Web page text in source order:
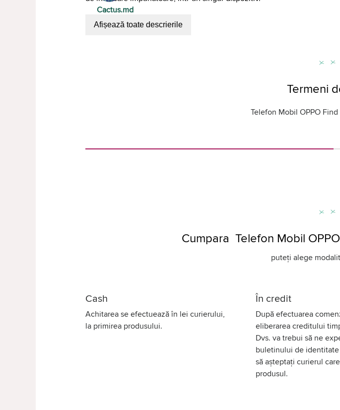
Afișează toate descrierile
Cactus.md
Termeni
Telefon Mobil OPPO
Cumpara Telefon Mobil
puteți alege
Cash
Achitarea se efectuează în lei curierului,
la primirea produsului.
În credit
După efectuarea
eliberarea creditului
Dvs. va trebui să ne
buletinului de identitate
să așteptați curierul
produsul.